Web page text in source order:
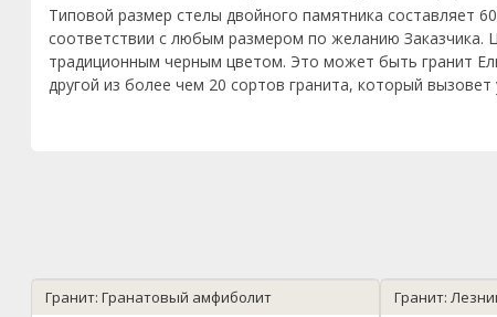
Типовой размер стелы двойного памятника составляет
соответствии с любым размером по желанию Заказчика.
традиционным черным цветом. Это может быть гранит
другой из более чем 20 сортов гранита, который
Гранит: Гранатовый амфиболит Гранит: